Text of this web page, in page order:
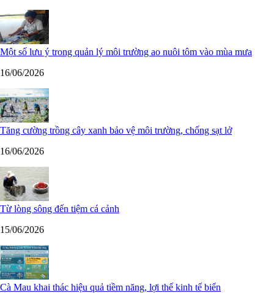
Một số lưu ý trong quản lý môi trường ao nuôi tôm vào mùa mưa
16/06/2026
Tăng cường trồng cây xanh bảo vệ môi trường, chống sạt lở
16/06/2026
Từ lòng sông đến tiệm cá cảnh
15/06/2026
Cà Mau khai thác hiệu quả tiềm năng, lợi thế kinh tế biển